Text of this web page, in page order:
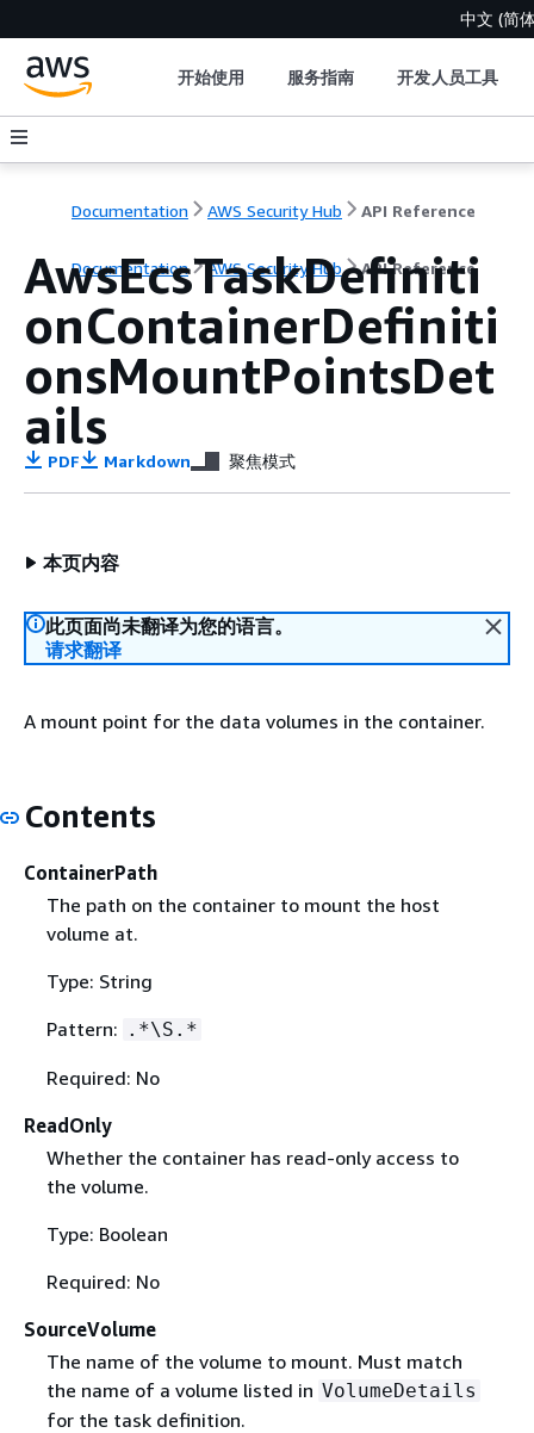
中文 (简
开始使用 服务指南 开发人员工具
Documentation AWS Security Hub API Reference
Documentation AWS Security Hub API Reference
AwsEcsTaskDefiniti
onContainerDefiniti
onsMountPointsDet
ails
PDF Markdown 聚焦模式
本页内容
此页面尚未翻译为您的语言。
请求翻译
A mount point for the data volumes in the container.
Contents
ContainerPath
The path on the container to mount the host
volume at.
Type: String
Pattern: .*\S.*
Required: No
ReadOnly
Whether the container has read-only access to
the volume.
Type: Boolean
Required: No
SourceVolume
The name of the volume to mount. Must match
the name of a volume listed in VolumeDetails
for the task definition.